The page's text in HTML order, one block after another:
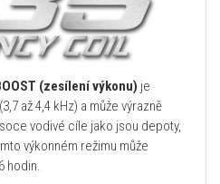
(zesílení výkonu) je
až 4,4 kHz) a může výrazně
vodivé cíle jako jsou depoty,
výkonném režimu může
hodin.